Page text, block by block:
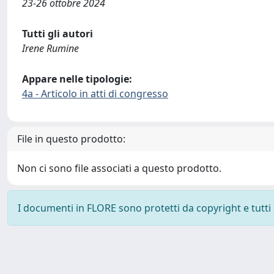
23-26 ottobre 2024
Tutti gli autori
Irene Rumine
Appare nelle tipologie:
4a - Articolo in atti di congresso
File in questo prodotto:
Non ci sono file associati a questo prodotto.
I documenti in FLORE sono protetti da copyright e